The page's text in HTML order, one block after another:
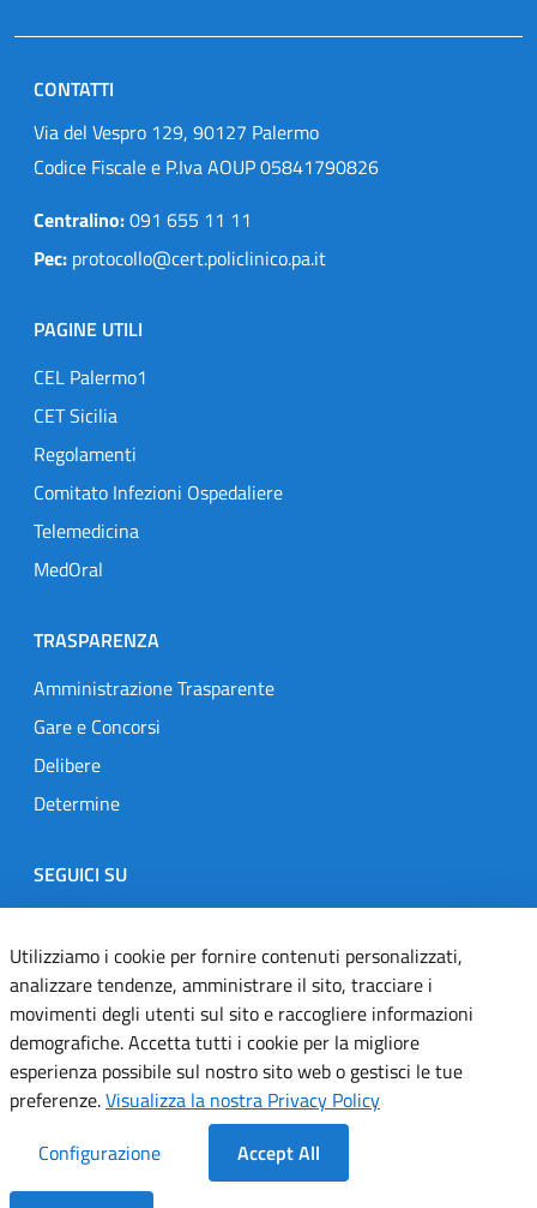
CONTATTI
Via del Vespro 129, 90127 Palermo
Codice Fiscale e P.Iva AOUP 05841790826
Centralino:091 655 11 11
Pec: protocollo@cert.policlinico.pa.it
PAGINE UTILI
CEL Palermo1
CET Sicilia
Regolamenti
Comitato Infezioni Ospedaliere
Telemedicina
MedOral
TRASPARENZA
Amministrazione Trasparente
Gare e Concorsi
Delibere
Determine
SEGUICI SU
Designers Italia
TwitterInstagramYoutubeLinkedin
Dichiarazione di accessibilità
Informativa cookie
Note legali
Utilizziamo i cookie per fornire contenuti personalizzati,
analizzare tendenze, amministrare il sito, tracciare i
movimenti degli utenti sul sito e raccogliere informazioni
demografiche. Accetta tutti i cookie per la migliore
esperienza possibile sul nostro sito web o gestisci le tue
preferenze.Visualizza la nostra Privacy Policy
Configurazione
Accept All